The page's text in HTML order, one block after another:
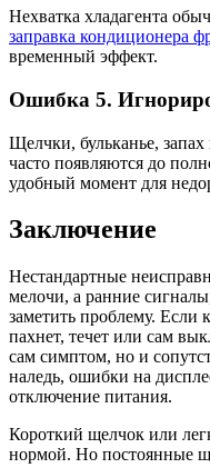
Нехватка хладагента
заправка кондиционера
временный эффект.
Ошибка 5.
Щелчки, бульканье,
часто появляются до
удобный момент для
Заключение
Нестандартные
мелочи, а ранние
заметить проблему. Если
пахнет, течет или сам
сам симптом, но и
наледь, ошибки на
отключение питания.
Короткий щелчок или
нормой. Но постоянные